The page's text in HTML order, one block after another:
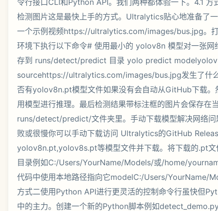
令行接口CLI和Python API。我们两种都体验一下。4.1 方
检测图片这是最快上手的方式。Ultralytics贴心地准备了
一个示例视频https://ultralytics.com/images/bus.jpg。
环境下执行以下命令# 使用最小的 yolov8n 模型对一张网
存到 runs/detect/predict 目录 yolo predict
sourcehttps://ultralytics.com/images/bus.jpg发生了什
否有yolov8n.pt模型文件如果没有会自动从GitHub下载。
用模型进行推理。最后检测结果带标注框的图片会保存在
runs/detect/predict/文件夹里。手动下载模型解决网络问
败或很慢你可以手动下载访问 Ultralytics的GitHub
yolov8n.pt,yolov8s.pt等模型文件并下载。将下载的.pt文
目录例如C:/Users/YourName/Models/或/home/
代码中使用本地路径指向它modelC:/Users/YourName/
方式二使用Python API进行更灵活的控制命令行虽快但
中的主力。创建一个新的Python脚本例如